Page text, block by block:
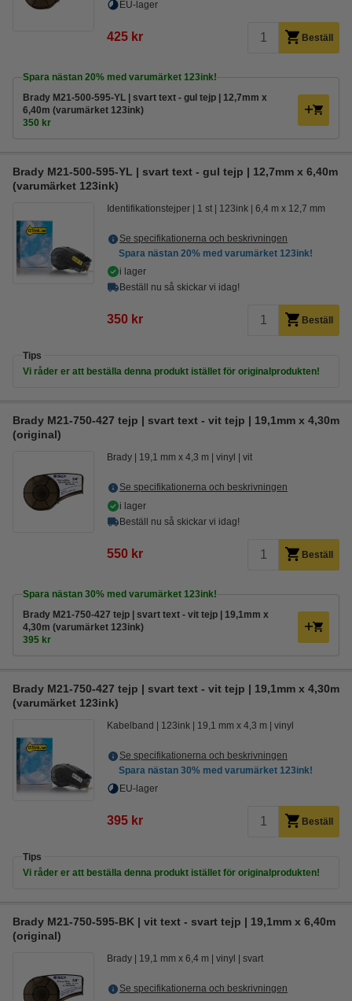
EU-lager
425 kr Beställ
Spara nästan 20% med varumärket 123ink!
Brady M21-500-595-YL | svart text - gul tejp | 12,7mm x
6,40m (varumärket 123ink)
350 kr
Brady M21-500-595-YL | svart text - gul tejp | 12,7mm x 6,40m
(varumärket 123ink)
Identifikationstejper 1 st 123ink 6,4 m x 12,7 mm
Se specifikationerna och beskrivningen
Spara nästan 20% med varumärket 123ink!
i lager
Beställ nu så skickar vi idag!
350 kr Beställ
Tips
Vi råder er att beställa denna produkt istället för originalprodukten!
Brady M21-750-427 tejp | svart text - vit tejp | 19,1mm x 4,30m
(original)
Brady 19,1 mm x 4,3 m vinyl vit
Se specifikationerna och beskrivningen
i lager
Beställ nu så skickar vi idag!
550 kr Beställ
Spara nästan 30% med varumärket 123ink!
Brady M21-750-427 tejp | svart text - vit tejp | 19,1mm x
4,30m (varumärket 123ink)
395 kr
Brady M21-750-427 tejp | svart text - vit tejp | 19,1mm x 4,30m
(varumärket 123ink)
Kabelband 123ink 19,1 mm x 4,3 m vinyl
Se specifikationerna och beskrivningen
Spara nästan 30% med varumärket 123ink!
EU-lager
395 kr Beställ
Tips
Vi råder er att beställa denna produkt istället för originalprodukten!
Brady M21-750-595-BK | vit text - svart tejp | 19,1mm x 6,40m
(original)
Brady 19,1 mm x 6,4 m vinyl svart
Se specifikationerna och beskrivningen